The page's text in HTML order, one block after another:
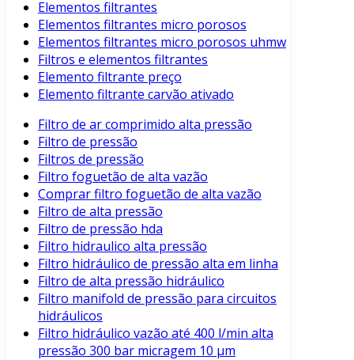
Elementos filtrantes
Elementos filtrantes micro porosos
Elementos filtrantes micro porosos uhmw
Filtros e elementos filtrantes
Elemento filtrante preço
Elemento filtrante carvão ativado
Filtro de ar comprimido alta pressão
Filtro de pressão
Filtros de pressão
Filtro foguetão de alta vazão
Comprar filtro foguetão de alta vazão
Filtro de alta pressão
Filtro de pressão hda
Filtro hidraulico alta pressão
Filtro hidráulico de pressão alta em linha
Filtro de alta pressão hidráulico
Filtro manifold de pressão para circuitos
hidráulicos
Filtro hidráulico vazão até 400 l/min alta
pressão 300 bar micragem 10 μm